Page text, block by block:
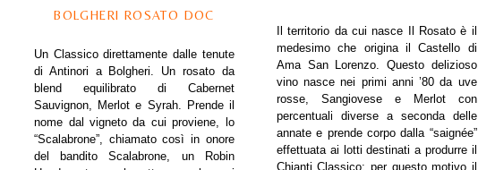
BOLGHERI ROSATO DOC
Un Classico direttamente dalle tenute
di Antinori a Bolgheri. Un rosato da
blend equilibrato di Cabernet
Sauvignon, Merlot e Syrah. Prende il
nome dal vigneto da cui proviene, lo
“Scalabrone”, chiamato così in onore
del bandito Scalabrone, un Robin
Il territorio da cui nasce Il Rosato è il
medesimo che origina il Castello di
Ama San Lorenzo. Questo delizioso
vino nasce nei primi anni ’80 da uve
rosse, Sangiovese e Merlot con
percentuali diverse a seconda delle
annate e prende corpo dalla “saignée”
effettuata ai lotti destinati a produrre il
Chianti Classico: per questo motivo il